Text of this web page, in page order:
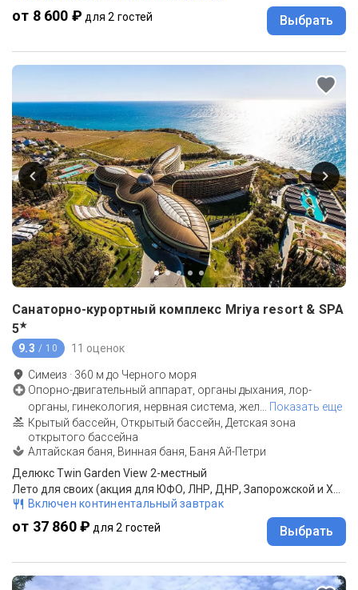
от 8 600 ₽ для 2 гостей Выбрать
Санаторно-курортный комплекс Mriya resort & SPA
5★
9.3 / 10 11 оценок
Симеиз · 360 м до Черного моря
Опорно-двигательный аппарат, органы дыхания, лор-
органы, гинекология, нервная система, жел… Показать еще
Крытый бассейн, Открытый бассейн, Детская зона
открытого бассейна
Алтайская баня, Винная баня, Баня Ай-Петри
Делюкс Twin Garden View 2-местный
Лето для своих (акция для ЮФО, ЛНР, ДНР, Запорожской и Херсонской обл.,Северо-Кавказского ФО)*: проиживание, завтрак "шведский стол"
Включен континентальный завтрак
от 37 860 ₽ для 2 гостей Выбрать